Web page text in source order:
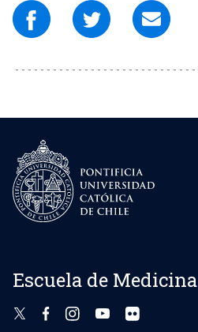
Escuela de Medicina